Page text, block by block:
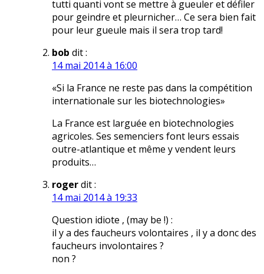
tutti quanti vont se mettre à gueuler et défiler
pour geindre et pleurnicher… Ce sera bien fait
pour leur gueule mais il sera trop tard!
bob dit :
14 mai 2014 à 16:00
«Si la France ne reste pas dans la compétition
internationale sur les biotechnologies»
La France est larguée en biotechnologies
agricoles. Ses semenciers font leurs essais
outre-atlantique et même y vendent leurs
produits…
rogerdit :
14 mai 2014 à 19:33
Question idiote , (may be !) :
il y a des faucheurs volontaires , il y a donc des
faucheurs involontaires ?
non ?